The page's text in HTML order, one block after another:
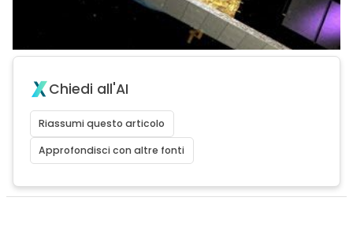
Chiedi all'AI
Riassumi questo articolo
Approfondisci con altre fonti